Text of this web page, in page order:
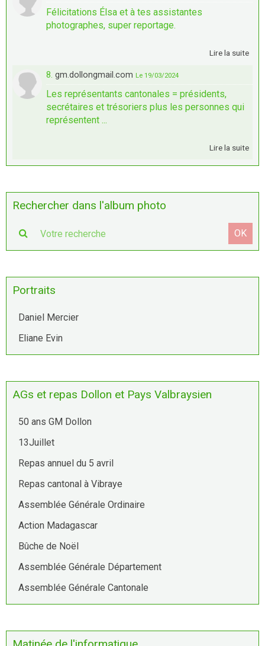
Félicitations Élsa et à tes assistantes
photographes, super reportage.
Lire la suite
8. gm.dollongmail.com Le 19/03/2024
Les représentants cantonales = présidents,
secrétaires et trésoriers plus les personnes qui
représentent ...
Lire la suite
Rechercher dans l'album photo
OK
Portraits
Daniel Mercier
Eliane Evin
AGs et repas Dollon et Pays Valbraysien
50 ans GM Dollon
13Juillet
Repas annuel du 5 avril
Repas cantonal à Vibraye
Assemblée Générale Ordinaire
Action Madagascar
Bûche de Noël
Assemblée Générale Département
Assemblée Générale Cantonale